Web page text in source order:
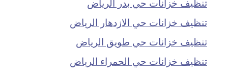
تنظيف خزانات حي الازدهار الرياض
تنظيف خزانات حي طويق الرياض
تنظيف خزانات حي الحمراء الرياض